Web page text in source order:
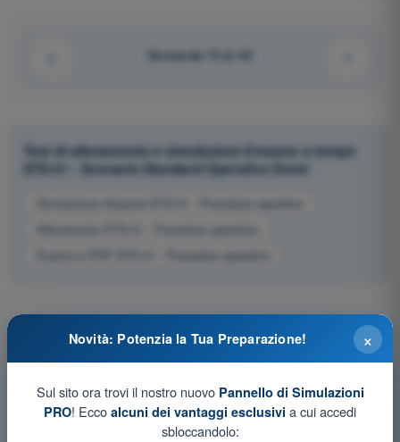
Domanda 15 di 45
Test di allenamento e simulazioni d'esame a tempo
STS-01 - Scenario Standard Operativo Droni
Simulazione d'esame STS-01 - Procedure operative
Allenamento STS-01 - Procedure operative
Esame in PDF STS-01 - Procedure operative
×
Novità: Potenzia la Tua Preparazione!
Sul sito ora trovi il nostro nuovo Pannello di Simulazioni
PRO! Ecco alcuni dei vantaggi esclusivi a cui accedi
sbloccandolo: